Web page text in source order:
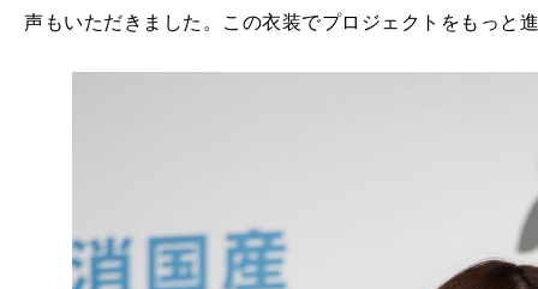
声もいただきました。この衣装でプロジェクトをもっと